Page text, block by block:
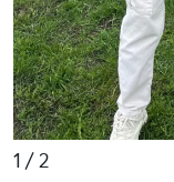
1 / 2